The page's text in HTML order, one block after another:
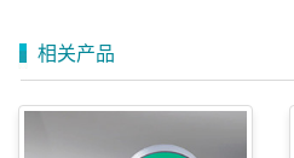
相关产品